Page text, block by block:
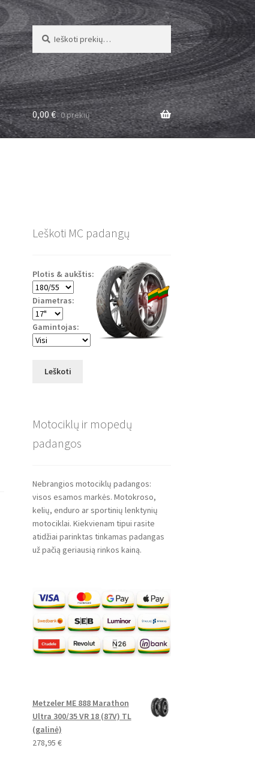
Ieškoti:
Ieškoti
0,00€ 0 prekių
Leškoti MC padangų
Plotis & aukštis:
Diametras:
Gamintojas:
Leškoti
Motociklų ir mopedų
padangos
Nebrangios motociklų padangos:
visos esamos markės. Motokroso,
kelių, enduro ar sportinių lenktynių
motociklai. Kiekvienam tipui rasite
atidžiai parinktas tinkamas padangas
už pačią geriausią rinkos kainą.
Metzeler ME 888 Marathon
Ultra 300/35 VR 18 (87V) TL
(galinė)
278,95 €